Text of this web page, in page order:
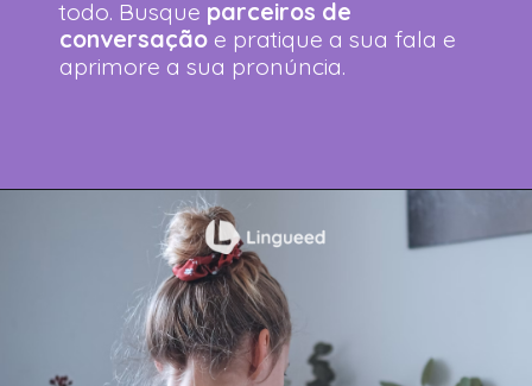
todo. Busque parceiros de
conversação e pratique a sua fala e
aprimore a sua pronúncia.